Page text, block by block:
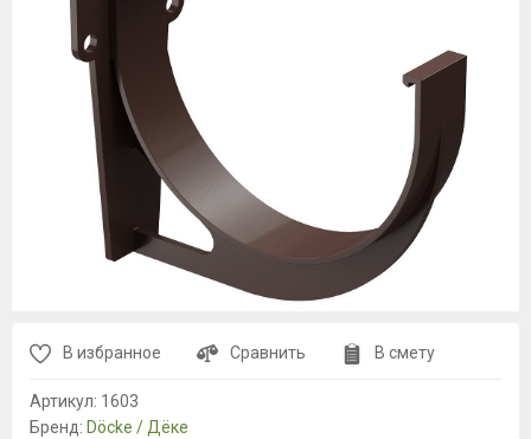
В избранное Сравнить В смету
Артикул: 1603
Бренд: Döcke / Дёке